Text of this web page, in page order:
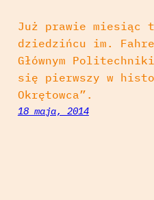
Już prawie miesiąc
dziedzińcu im.
Głównym
się pierwszy w
Okrętowca”.
18 maja, 2014